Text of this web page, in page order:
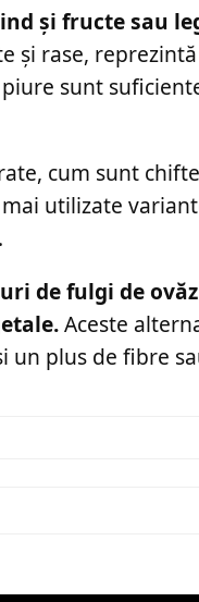
și fructe sau
rase,
sunt
cum sunt
utilizate
de fulgi de
Aceste
un plus de fibre